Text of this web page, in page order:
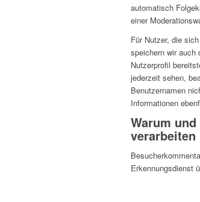
automatisch
einer
Für Nutzer, die
speichern wir auch
Nutzerprofil
jederzeit sehen,
Benutzernamen
Informationen
Warum
verarbeiten
Erkennungsdienst